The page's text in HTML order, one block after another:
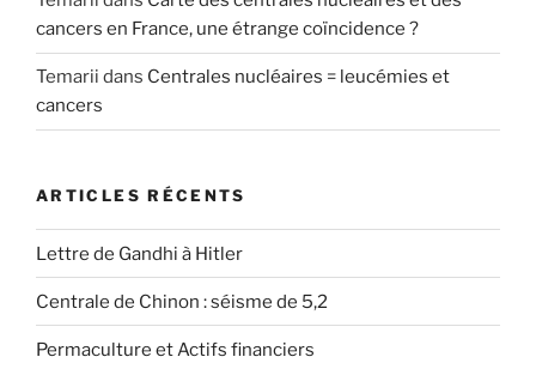
cancers en France, une étrange coïncidence ?
Temarii dans Centrales nucléaires = leucémies et
cancers
ARTICLES RÉCENTS
Lettre de Gandhi à Hitler
Centrale de Chinon : séisme de 5,2
Permaculture et Actifs financiers